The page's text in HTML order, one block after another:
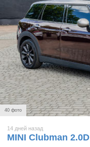
40 фото
14 дней назад
MINI Clubman 2.0D